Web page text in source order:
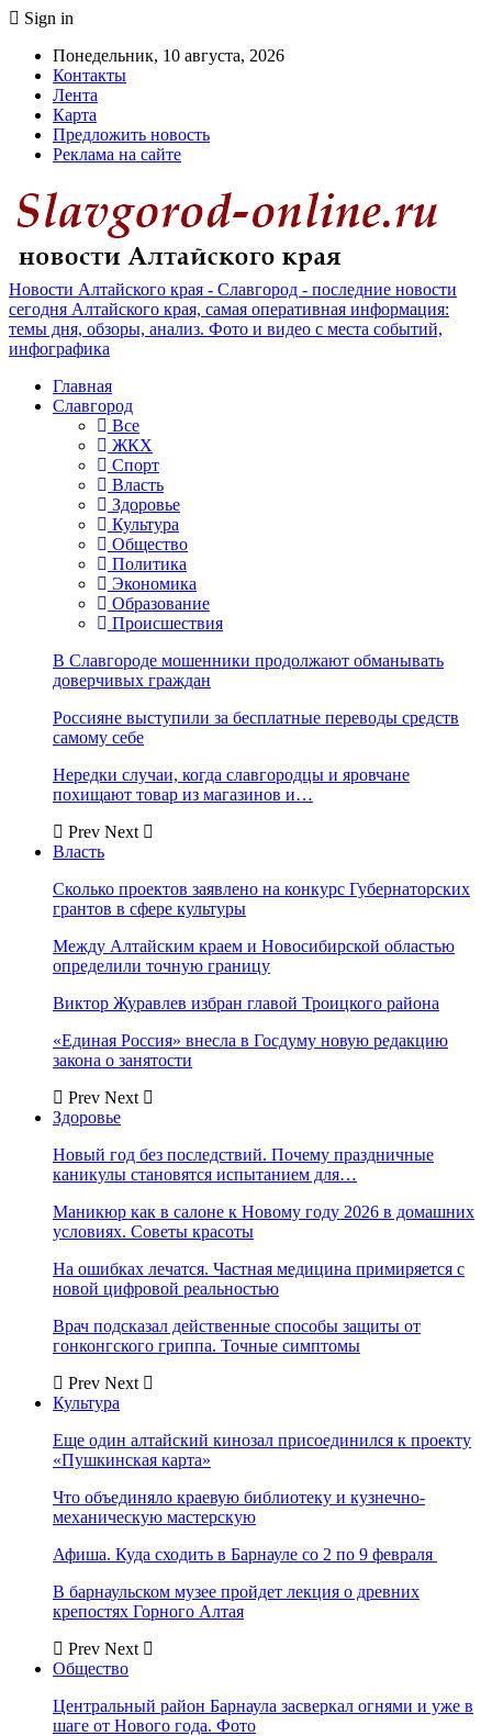
Sign in
Понедельник, 10 августа, 2026
Контакты
Лента
Карта
Предложить новость
Реклама на сайте
Новости Алтайского края - Славгород - последние новости
сегодня Алтайского края, самая оперативная информация:
темы дня, обзоры, анализ. Фото и видео с места событий,
инфографика
Главная
Славгород
Все
ЖКХ
Спорт
Власть
Здоровье
Культура
Общество
Политика
Экономика
Образование
Происшествия
В Славгороде мошенники продолжают обманывать
доверчивых граждан
Россияне выступили за бесплатные переводы средств
самому себе
Нередки случаи, когда славгородцы и яровчане
похищают товар из магазинов и…
Prev Next
Власть
Сколько проектов заявлено на конкурс Губернаторских
грантов в сфере культуры
Между Алтайским краем и Новосибирской областью
определили точную границу
Виктор Журавлев избран главой Троицкого района
«Единая Россия» внесла в Госдуму новую редакцию
закона о занятости
Prev Next
Здоровье
Новый год без последствий. Почему праздничные
каникулы становятся испытанием для…
Маникюр как в салоне к Новому году 2026 в домашних
условиях. Советы красоты
На ошибках лечатся. Частная медицина примиряется с
новой цифровой реальностью
Врач подсказал действенные способы защиты от
гонконгского гриппа. Точные симптомы
Prev Next
Культура
Еще один алтайский кинозал присоединился к проекту
«Пушкинская карта»
Что объединяло краевую библиотеку и кузнечно-
механическую мастерскую
Афиша. Куда сходить в Барнауле со 2 по 9 февраля
В барнаульском музее пройдет лекция о древних
крепостях Горного Алтая
Prev Next
Общество
Центральный район Барнаула засверкал огнями и уже в
шаге от Нового года. Фото